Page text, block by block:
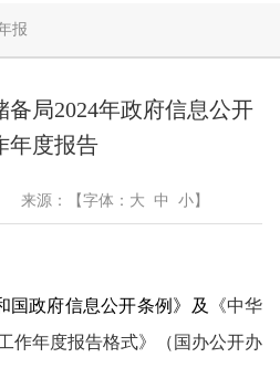
报
局2024年政府信息公开
年度报告
来源： 【字体： 大 中 小】
国政府信息公开条例 》及
《中华
作年度报告格式》（国办公开办